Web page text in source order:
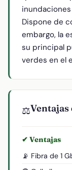
Dispone de
embargo, la
su principal
verdes en el
⚖️
✔ Ventajas
📡 Fibra de 1